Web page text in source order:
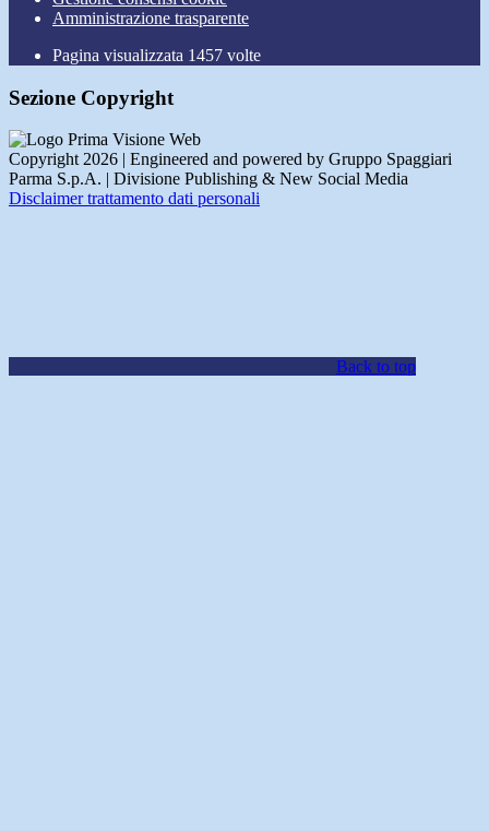
Amministrazione trasparente
Pagina visualizzata 1457 volte
Sezione Copyright
Copyright 2026 | Engineered and powered by Gruppo Spaggiari
Parma S.p.A. | Divisione Publishing & New Social Media
Disclaimer trattamento dati personali
Back to top